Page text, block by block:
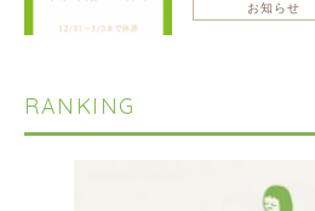
お知らせ
RANKING